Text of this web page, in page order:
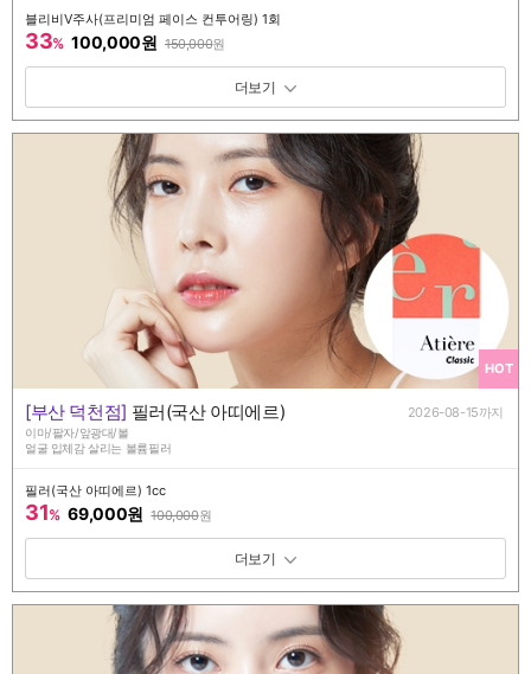
블리비V주사(프리미엄 페이스 컨투어링) 1회
33% 100,000원 150,000원
패키지 보기 토글
HOT
[부산 덕천점] 필러(국산 아띠에르) 2026-08-15까지
이마/팔자/앞광대/볼
얼굴 입체감 살리는 볼륨필러
필러(국산 아띠에르) 1cc
31% 69,000원 100,000원
패키지 보기 토글